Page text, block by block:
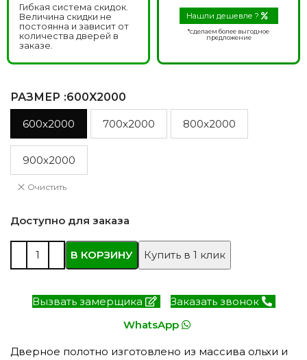
Гибкая система скидок.
Величина скидки не
постоянна и зависит от
количества дверей в
заказе.
Нашли дешевле ?
*сделаем более выгодное
предложение
РАЗМЕР :600X2000
600x2000 700x2000 800x2000
900x2000
Очистить
Доступно для заказа
В КОРЗИНУ Купить в 1 клик
Вызвать замерщика
Заказать звонок
WhatsApp
Дверное полотно изготовлено из массива ольхи и